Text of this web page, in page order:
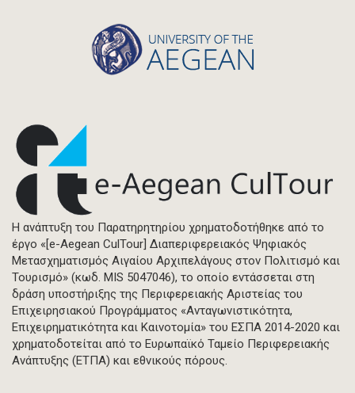
Η ανάπτυξη του Παρατηρητηρίου χρηματοδοτήθηκε από το
έργο «[e-Aegean CulTour] Διαπεριφερειακός Ψηφιακός
Μετασχηματισμός Αιγαίου Αρχιπελάγους στον Πολιτισμό και
Τουρισμό» (κωδ. MIS 5047046), το οποίο εντάσσεται στη
δράση υποστήριξης της Περιφερειακής Αριστείας του
Επιχειρησιακού Προγράμματος «Ανταγωνιστικότητα,
Επιχειρηματικότητα και Καινοτομία» του ΕΣΠΑ 2014-2020 και
χρηματοδοτείται από το Ευρωπαϊκό Ταμείο Περιφερειακής
Ανάπτυξης (ΕΤΠΑ) και εθνικούς πόρους.